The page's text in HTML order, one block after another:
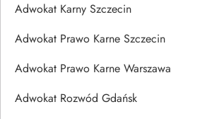
Adwokat Karny Szczecin
Adwokat Prawo Karne Szczecin
Adwokat Prawo Karne Warszawa
Adwokat Rozwód Gdańsk